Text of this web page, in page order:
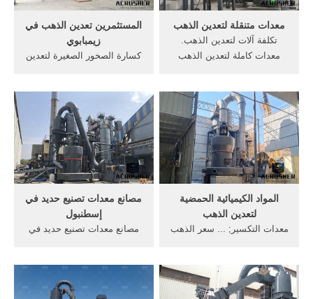
المستثمرين تعدين الذهب في
زيمبابوي
كسارة الصخور الصغيرة لتعدين
صغير في, معدات تعدين
الذهب, الصغيرة خام الذهب
على, تقرير مشروع كسارة ...
معدات التكسير.
معدات متنقلة لتعدين الذهب
تكلفة آلات لتعدين الذهب.
معدات كاملة لتعدين الذهب
آلات لتعدين الذهب, معدات
استخراج الذهب, اجهزة كشف
المعادن 2013 واسعار وشركات
بيع . احصل على السعر
مصانع معدات تصنيع حديد في
إسطنبول
مصانع معدات تصنيع حديد في
صغير ، بالإضافة إلى السكتة
المواد الكيميائية الحمضية
لتعدين الذهب
معدات التكسير; ... سعر الذهب
سلاسل من معدات محطات,
ماكينات غسيل السيارات, سعر